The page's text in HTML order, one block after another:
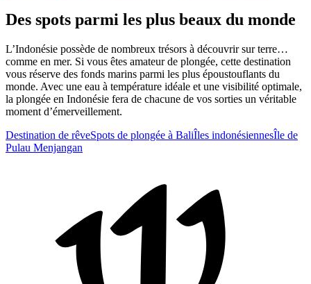
Des spots parmi les plus beaux du monde
L’Indonésie possède de nombreux trésors à découvrir sur terre…
comme en mer. Si vous êtes amateur de plongée, cette destination
vous réserve des fonds marins parmi les plus époustouflants du
monde. Avec une eau à température idéale et une visibilité optimale,
la plongée en Indonésie fera de chacune de vos sorties un véritable
moment d’émerveillement.
Destination de rêveSpots de plongée à BaliÎles indonésiennesÎle de
Pulau Menjangan